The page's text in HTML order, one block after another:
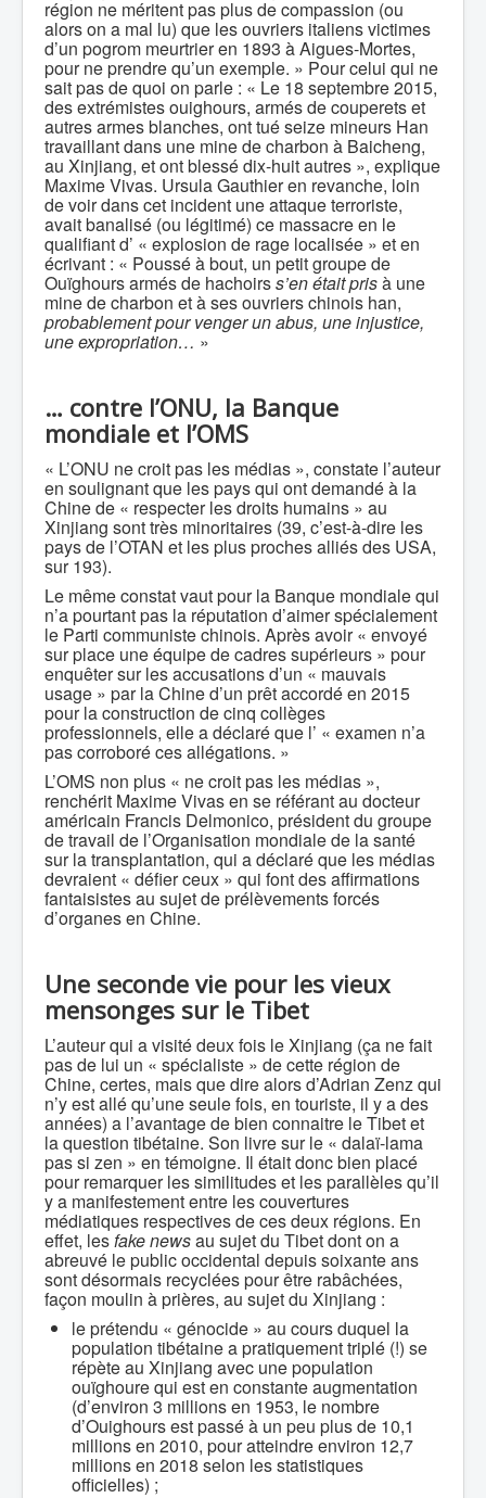
région ne méritent pas plus de compassion (ou
alors on a mal lu) que les ouvriers italiens victimes
d’un pogrom meurtrier en 1893 à Aigues-Mortes,
pour ne prendre qu’un exemple. » Pour celui qui ne
sait pas de quoi on parle : « Le 18 septembre 2015,
des extrémistes ouighours, armés de couperets et
autres armes blanches, ont tué seize mineurs Han
travaillant dans une mine de charbon à Baicheng,
au Xinjiang, et ont blessé dix-huit autres », explique
Maxime Vivas. Ursula Gauthier en revanche, loin
de voir dans cet incident une attaque terroriste,
avait banalisé (ou légitimé) ce massacre en le
qualifiant d’ « explosion de rage localisée » et en
écrivant : « Poussé à bout, un petit groupe de
Ouïghours armés de hachoirss’en était prisà une
mine de charbon et à ses ouvriers chinois han,
probablement pour venger un abus, une injustice,
une expropriation… »
… contre l’ONU, la Banque
mondiale et l’OMS
« L’ONU ne croit pas les médias », constate l’auteur
en soulignant que les pays qui ont demandé à la
Chine de « respecter les droits humains » au
Xinjiang sont très minoritaires (39, c’est-à-dire les
pays de l’OTAN et les plus proches alliés des USA,
sur 193).
Le même constat vaut pour la Banque mondiale qui
n’a pourtant pas la réputation d’aimer spécialement
le Parti communiste chinois. Après avoir « envoyé
sur place une équipe de cadres supérieurs » pour
enquêter sur les accusations d’un « mauvais
usage » par la Chine d’un prêt accordé en 2015
pour la construction de cinq collèges
professionnels, elle a déclaré que l’ « examen n’a
pas corroboré ces allégations. »
L’OMS non plus « ne croit pas les médias »,
renchérit Maxime Vivas en se référant au docteur
américain Francis Delmonico, président du groupe
de travail de l’Organisation mondiale de la santé
sur la transplantation, qui a déclaré que les médias
devraient « défier ceux » qui font des affirmations
fantaisistes au sujet de prélèvements forcés
d’organes en Chine.
Une seconde vie pour les vieux
mensonges sur le Tibet
L’auteur qui a visité deux fois le Xinjiang (ça ne fait
pas de lui un « spécialiste » de cette région de
Chine, certes, mais que dire alors d’Adrian Zenz qui
n’y est allé qu’une seule fois, en touriste, il y a des
années) a l’avantage de bien connaitre le Tibet et
la question tibétaine. Son livre sur le « dalaï-lama
pas si zen » en témoigne. Il était donc bien placé
pour remarquer les similitudes et les parallèles qu’il
y a manifestement entre les couvertures
médiatiques respectives de ces deux régions. En
effet, lesfake newsau sujet du Tibet dont on a
abreuvé le public occidental depuis soixante ans
sont désormais recyclées pour être rabâchées,
façon moulin à prières, au sujet du Xinjiang :
le prétendu « génocide » au cours duquel la
population tibétaine a pratiquement triplé (!) se
répète au Xinjiang avec une population
ouïghoure qui est en constante augmentation
(d’environ 3 millions en 1953, le nombre
d’Ouighours est passé à un peu plus de 10,1
millions en 2010, pour atteindre environ 12,7
millions en 2018 selon les statistiques
officielles) ;